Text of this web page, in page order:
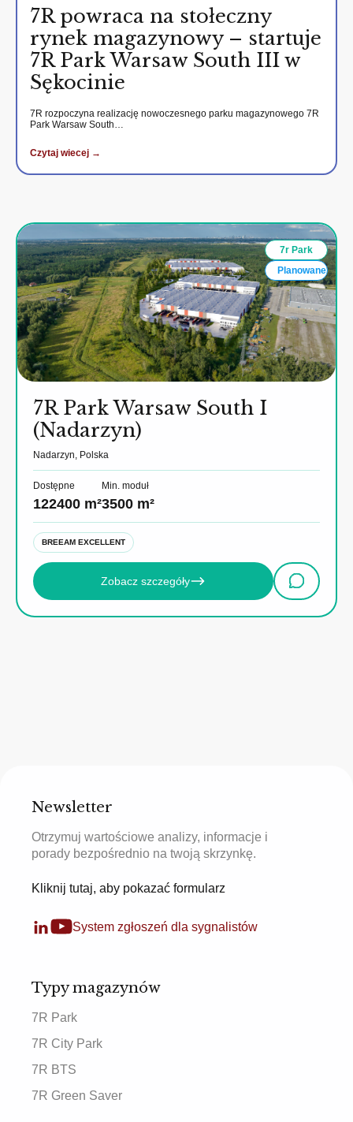
7R powraca na stołeczny
rynek magazynowy – startuje
7R Park Warsaw South III w
Sękocinie
7R rozpoczyna realizację nowoczesnego parku magazynowego 7R
Park Warsaw South…
Czytaj wiecej →
7r Park
Planowane
7R Park Warsaw South I
(Nadarzyn)
Nadarzyn, Polska
Dostępne
122400 m²
Min. moduł
3500 m²
BREEAM EXCELLENT
Zobacz szczegóły
Newsletter
Otrzymuj wartościowe analizy, informacje i
porady bezpośrednio na twoją skrzynkę.
Kliknij tutaj, aby pokazać formularz
System zgłoszeń dla sygnalistów
Typy magazynów
7R Park
7R City Park
7R BTS
7R Green Saver